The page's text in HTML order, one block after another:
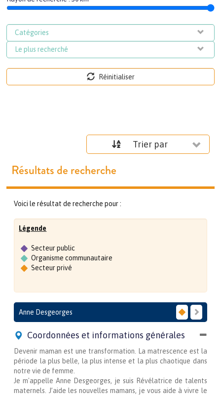
Catégories
Le plus recherché
Réinitialiser
Trier par
Résultats de recherche
Voici le résultat de recherche pour :
Légende
Secteur public
Organisme communautaire
Secteur privé
Anne Desgeorges
Coordonnées et informations générales
Devenir maman est une transformation. La matrescence est la
période la plus belle, la plus intense et la plus chaotique dans
notre vie de femme.
Je m'appelle Anne Desgeorges, je suis Révélatrice de talents
maternels. J’aide les nouvelles mamans, je vous aide à vivre le